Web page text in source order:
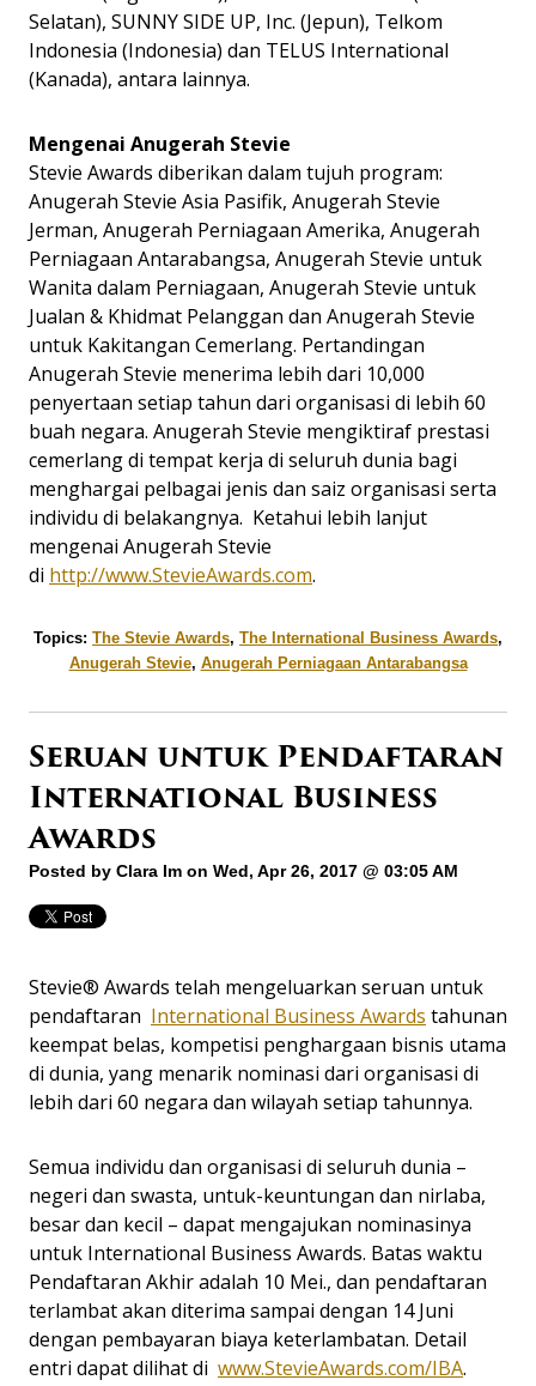
Selatan), SUNNY SIDE UP, Inc. (Jepun), Telkom
Indonesia (Indonesia) dan TELUS International
(Kanada), antara lainnya.
Mengenai Anugerah Stevie
Stevie Awards diberikan dalam tujuh program:
Anugerah Stevie Asia Pasifik, Anugerah Stevie
Jerman, Anugerah Perniagaan Amerika, Anugerah
Perniagaan Antarabangsa, Anugerah Stevie untuk
Wanita dalam Perniagaan, Anugerah Stevie untuk
Jualan & Khidmat Pelanggan dan Anugerah Stevie
untuk Kakitangan Cemerlang. Pertandingan
Anugerah Stevie menerima lebih dari 10,000
penyertaan setiap tahun dari organisasi di lebih 60
buah negara. Anugerah Stevie mengiktiraf prestasi
cemerlang di tempat kerja di seluruh dunia bagi
menghargai pelbagai jenis dan saiz organisasi serta
individu di belakangnya. Ketahui lebih lanjut
mengenai Anugerah Stevie
di http://www.StevieAwards.com.
Topics: The Stevie Awards, The International Business Awards,
Anugerah Stevie, Anugerah Perniagaan Antarabangsa
Seruan untuk Pendaftaran
International Business
Awards
Posted by Clara Im on Wed, Apr 26, 2017 @ 03:05 AM
Stevie® Awards telah mengeluarkan seruan untuk
pendaftaran International Business Awards tahunan
keempat belas, kompetisi penghargaan bisnis utama
di dunia, yang menarik nominasi dari organisasi di
lebih dari 60 negara dan wilayah setiap tahunnya.
Semua individu dan organisasi di seluruh dunia –
negeri dan swasta, untuk-keuntungan dan nirlaba,
besar dan kecil – dapat mengajukan nominasinya
untuk International Business Awards. Batas waktu
Pendaftaran Akhir adalah 10 Mei., dan pendaftaran
terlambat akan diterima sampai dengan 14 Juni
dengan pembayaran biaya keterlambatan. Detail
entri dapat dilihat di www.StevieAwards.com/IBA.